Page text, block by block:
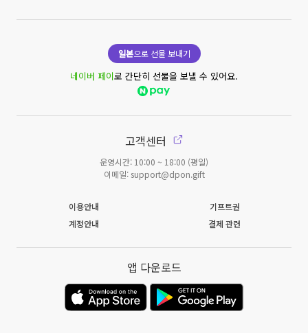
일본으로 선물 보내기
네이버 페이로 간단히 선물을 보낼 수 있어요.
고객센터
운영시간: 10:00 ~ 18:00 (평일)
이메일: support@dpon.gift
이용안내
기프트권
계정안내
결제 관련
앱 다운로드